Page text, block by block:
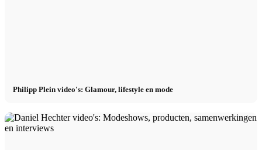
Philipp Plein video's: Glamour, lifestyle en mode